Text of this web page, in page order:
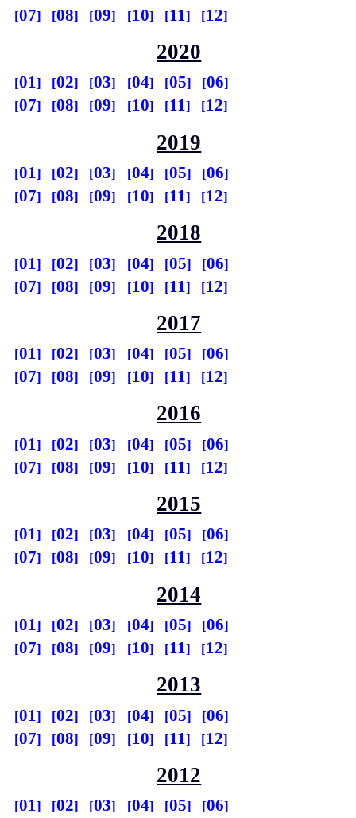
07
08 09 10 11 12
2020
01 02 03 04 05
06
07
08 09 10 11 12
2019
01 02 03 04 05
06
07
08 09 10 11 12
2018
01 02 03 04 05
06
07
08 09 10 11 12
2017
01 02 03 04 05
06
07
08 09 10 11 12
2016
01 02 03 04 05
06
07
08 09 10 11 12
2015
01 02 03 04 05
06
07
08 09 10 11 12
2014
01 02 03 04 05
06
07
08 09 10 11 12
2013
01 02 03 04 05
06
07
08 09 10 11 12
2012
01 02 03 04 05
06